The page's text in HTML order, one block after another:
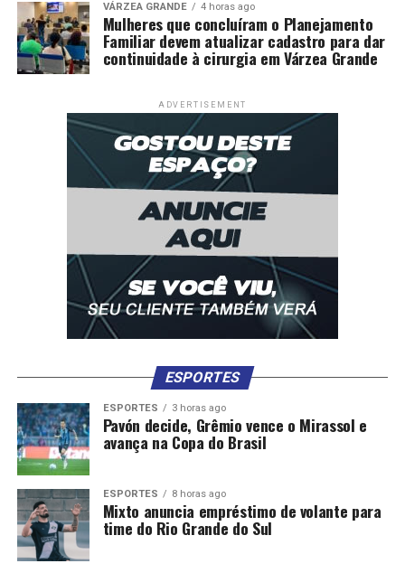
VÁRZEA GRANDE 4 horas ago
Mulheres que concluíram o Planejamento
Familiar devem atualizar cadastro para dar
continuidade à cirurgia em Várzea Grande
ADVERTISEMENT
ESPORTES
ESPORTES 3 horas ago
Pavón decide, Grêmio vence o Mirassol e
avança na Copa do Brasil
ESPORTES 8 horas ago
Mixto anuncia empréstimo de volante para
time do Rio Grande do Sul